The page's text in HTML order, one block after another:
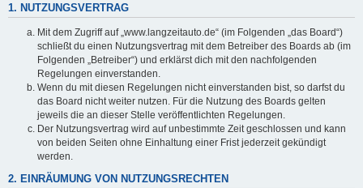
1. NUTZUNGSVERTRAG
Mit dem Zugriff auf „www.langzeitauto.de“ (im Folgenden „das Board“)
schließt du einen Nutzungsvertrag mit dem Betreiber des Boards ab (im
Folgenden „Betreiber“) und erklärst dich mit den nachfolgenden
Regelungen einverstanden.
Wenn du mit diesen Regelungen nicht einverstanden bist, so darfst du
das Board nicht weiter nutzen. Für die Nutzung des Boards gelten
jeweils die an dieser Stelle veröffentlichten Regelungen.
Der Nutzungsvertrag wird auf unbestimmte Zeit geschlossen und kann
von beiden Seiten ohne Einhaltung einer Frist jederzeit gekündigt
werden.
2. EINRÄUMUNG VON NUTZUNGSRECHTEN